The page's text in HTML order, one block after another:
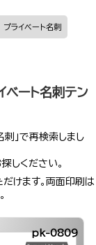
プライベート名刺
ベート名刺テン
」で再検索しまし
しください。
けます。両面印刷は
pk-0809